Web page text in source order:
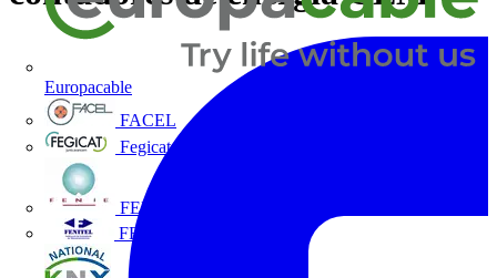
Europacable
FACEL
Fegicat
FENIE
FENITEL